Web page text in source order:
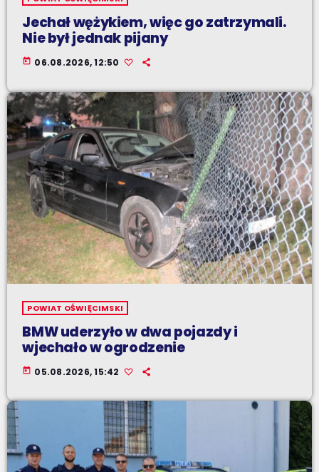
Jechał wężykiem, więc go zatrzymali.
Nie był jednak pijany
today 06.08.2026, 12:50
POWIAT OŚWIĘCIMSKI
BMW uderzyło w dwa pojazdy i
wjechało w ogrodzenie
today 05.08.2026, 15:42